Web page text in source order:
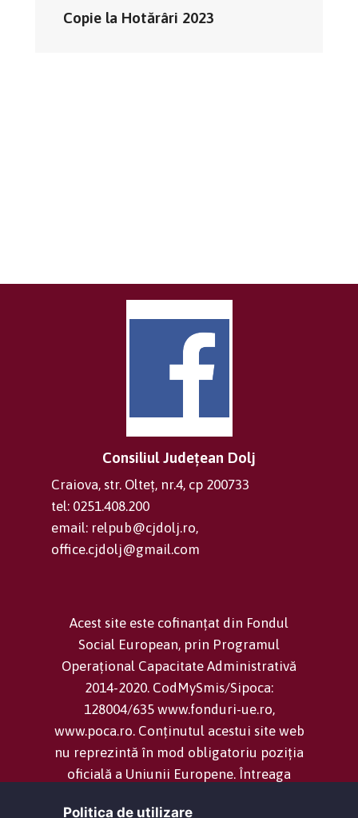
Copie la Hotărâri 2023
Consiliul Județean Dolj
Craiova, str. Olteț, nr.4, cp 200733
tel: 0251.408.200
email: relpub@cjdolj.ro,
office.cjdolj@gmail.com
Acest site este cofinanțat din Fondul
Social European, prin Programul
Operațional Capacitate Administrativă
2014-2020. CodMySmis/Sipoca:
128004/635 www.fonduri-ue.ro,
www.poca.ro. Conținutul acestui site web
nu reprezintă în mod obligatoriu poziția
oficială a Uniunii Europene. Întreaga
Politica de utilizare